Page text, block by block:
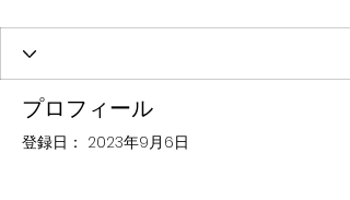
プロフィール
登録日： 2023年9月6日